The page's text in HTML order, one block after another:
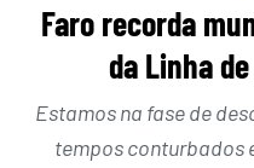
Faro recorda
da Linha
Estamos na fase de
tempos conturbados